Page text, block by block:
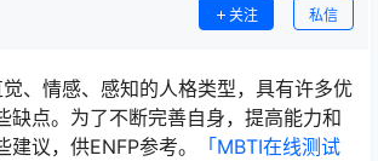
关注 私信
、情感、感知的人格类型，具有许多优
缺点。为了不断完善自身，提高能力和
议，供ENFP参考。
「MBTI在线测试​